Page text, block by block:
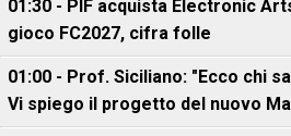
01:30 - PIF acquista Electronic
gioco FC2027, cifra folle
01:00 - Prof. Siciliano: "Ecco chi
Vi spiego il progetto del nuovo